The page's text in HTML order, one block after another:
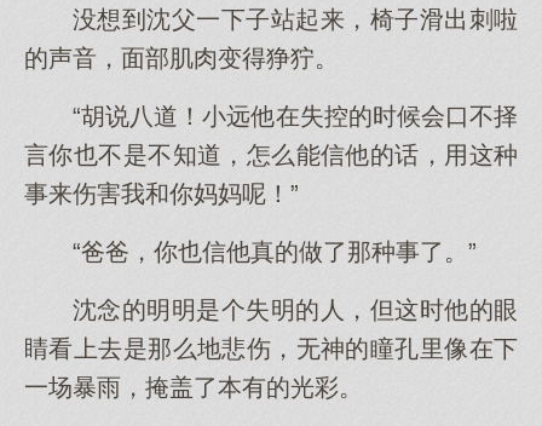
没想到沈父一下子站起来，椅子滑出刺啦
的声音，面部肌肉变得狰狞。
“胡说八道！小远他在失控的时候会口不择
言你也不是不知道，怎么能信他的话，用这种
事来伤害我和你妈妈呢！”
“爸爸，你也信他真的做了那种事了。”
沈念的明明是个失明的人，但这时他的眼
睛看上去是那么地悲伤，无神的瞳孔里像在下
一场暴雨，掩盖了本有的光彩。